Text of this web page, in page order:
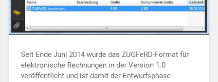
Seit Ende Juni 2014 wurde das ZUGFeRD-Format für
elektronische Rechnungen in der Version 1.0
veröffentlicht und ist damit der Entwurfsphase